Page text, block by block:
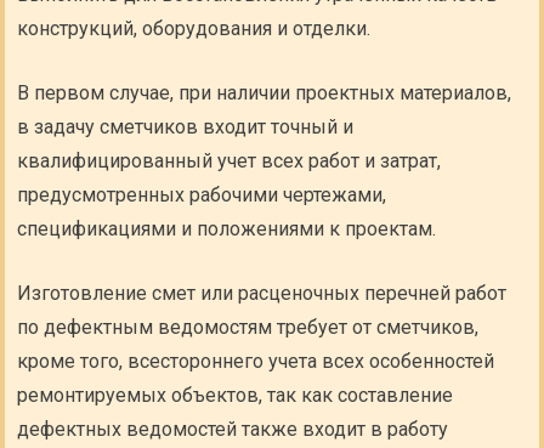
конструкций, оборудования и отделки.
В первом случае, при наличии проектных материалов,
в задачу сметчиков входит точный и
квалифицированный учет всех работ и затрат,
предусмотренных рабочими чертежами,
спецификациями и положениями к проектам.
Изготовление смет или расценочных перечней работ
по дефектным ведомостям требует от сметчиков,
кроме того, всестороннего учета всех особенностей
ремонтируемых объектов, так как составление
дефектных ведомостей также входит в работу